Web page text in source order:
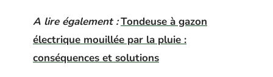
A lire également :Tondeuse à gazon
électrique mouillée par la pluie :
conséquences et solutions